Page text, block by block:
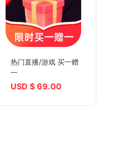
热门直播/游戏 买一赠
一
USD $ 69.00